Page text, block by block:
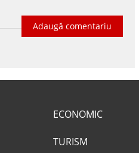
Adaugă comentariu
ECONOMIC
TURISM